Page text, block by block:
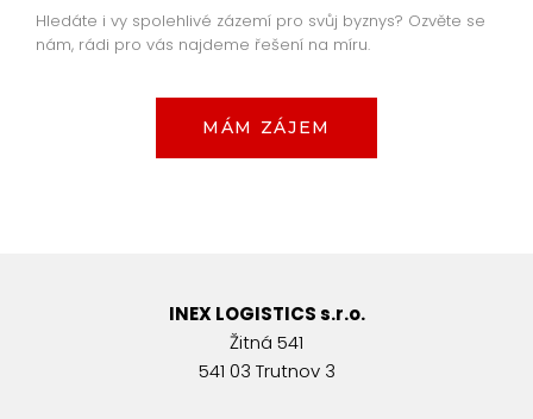
Hledáte i vy spolehlivé zázemí pro svůj byznys? Ozvěte se
nám, rádi pro vás najdeme řešení na míru.
MÁM ZÁJEM
INEX LOGISTICS s.r.o.
Žitná 541
541 03 Trutnov 3